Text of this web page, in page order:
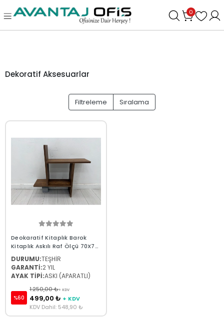
0
Dekoratif Aksesuarlar
Filtreleme Sıralama
Deokaratif Kitaplık Barok
Kitaplık Askılı Raf Ölçü 70X70
DURUMU:TEŞHİR
GARANTİ:2 YIL
AYAK TİPİ:ASKI (APARATLI)
%60
1.250,00 ₺+ KDV
499,00 ₺ + KDV
KDV Dahil: 548,90 ₺